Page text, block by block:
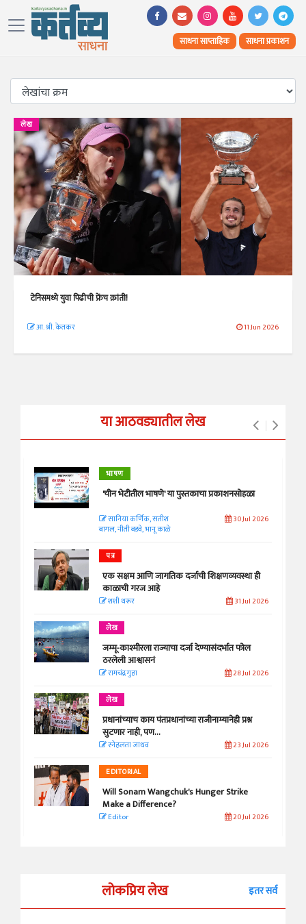
साधना साप्ताहिक साधना प्रकाशन
लेख
टेनिसमध्ये युवा पिढीची फ्रेंच क्रांती!
आ. श्री. केतकर 11 Jun 2026
या आठवड्यातील लेख
भाषण
'चीन भेटीतील भाषणे' या पुस्तकाचा प्रकाशनसोहळा
सानिया कर्णिक, सतीश
बागल, नीती बडवे, भानू काळे
30 Jul 2026
पत्र
एक सक्षम आणि जागतिक दर्जाची शिक्षणव्यवस्था ही
काळाची गरज आहे
शशी थरूर 31 Jul 2026
लेख
जम्मू-काश्मीरला राज्याचा दर्जा देण्यासंदर्भात फोल
ठरलेली आश्वासनं
रामचंद्र गुहा 28 Jul 2026
लेख
प्रधानांच्याच काय पंतप्रधानांच्या राजीनाम्यानेही प्रश्न
सुटणार नाही, पण...
स्नेहलता जाधव 23 Jul 2026
EDITORIAL
Will Sonam Wangchuk's Hunger Strike
Make a Difference?
Editor 20 Jul 2026
लोकप्रिय लेख इतर सर्व